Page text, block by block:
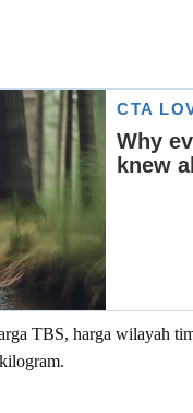
TBS, harga wilayah